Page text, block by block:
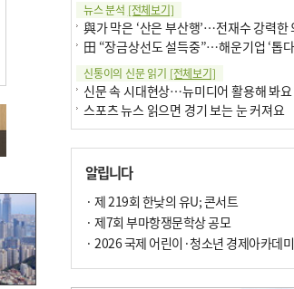
뉴스 분석 [전체보기]
신통이의 신문 읽기 [전체보기]
신문 속 시대현상…뉴미디어 활용해 봐요
스포츠 뉴스 읽으면 경기 보는 눈 커져요
팩트체크[전체보기]
알립니다
· 제 219회 한낮의 유U; 콘서트
· 제7회 부마항쟁문학상 공모
· 2026 국제 어린이·청소년 경제아카데미